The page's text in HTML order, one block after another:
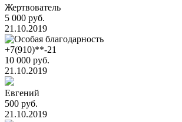
Жертвователь
5 000 руб.
21.10.2019
+7(910)**-21
10 000 руб.
21.10.2019
Евгений
500 руб.
21.10.2019